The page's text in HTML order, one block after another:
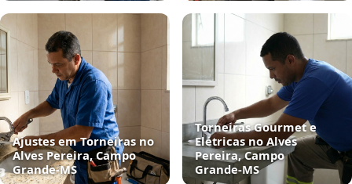
Ajustes em Torneiras no
Alves Pereira, Campo
Grande‑MS
Torneiras Gourmet e
Elétricas no Alves
Pereira, Campo
Grande‑MS